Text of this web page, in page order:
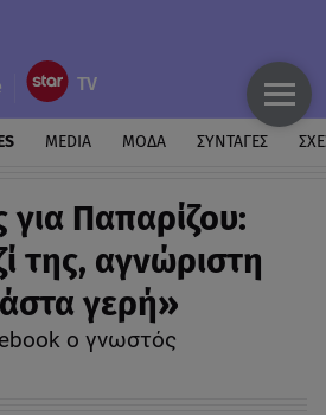
MEDIA ΜΟΔΑ ΣΥΝΤΑΓΕΣ
Παπαρίζου:
της, αγνώριστη
γερή»
o γνωστός